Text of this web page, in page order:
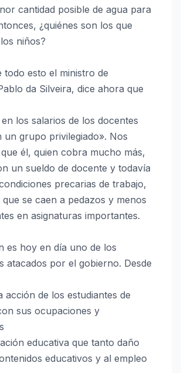
cantidad posible de agua para
¿quiénes son los que
niños?
todo esto el ministro de
da Silveira, dice ahora que
los salarios de los docentes
un grupo privilegiado». Nos
él, quien cobra mucho más,
un sueldo de docente y todavía
precarias de trabajo,
se caen a pedazos y menos
en asignaturas importantes.
es hoy en día uno de los
atacados por el gobierno. Desde
acción de los estudiantes de
sus ocupaciones y
educativa que tanto daño
educativos y al empleo